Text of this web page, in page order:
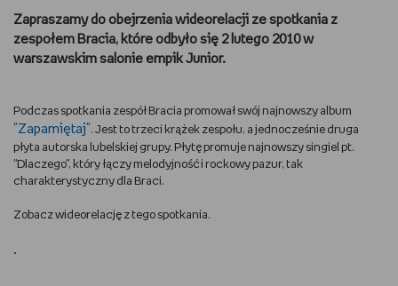
TRENUJĘ
MAM ZWIERZĘTA
PASJE DZIECKA
GRAM
Zapraszamy do obejrzenia wideorelacji ze spotkania z
zespołem Bracia, które odbyło się 2 lutego 2010 w
warszawskim salonie empik Junior.
Podczas spotkania zespół Bracia promował swój najnowszy album
"Zapamiętaj". Jest to trzeci krążek zespołu, a jednocześnie druga
płyta autorska lubelskiej grupy. Płytę promuje najnowszy singiel pt.
"Dlaczego", który łączy melodyjność i rockowy pazur, tak
charakterystyczny dla Braci.
Zobacz wideorelację z tego spotkania.
.